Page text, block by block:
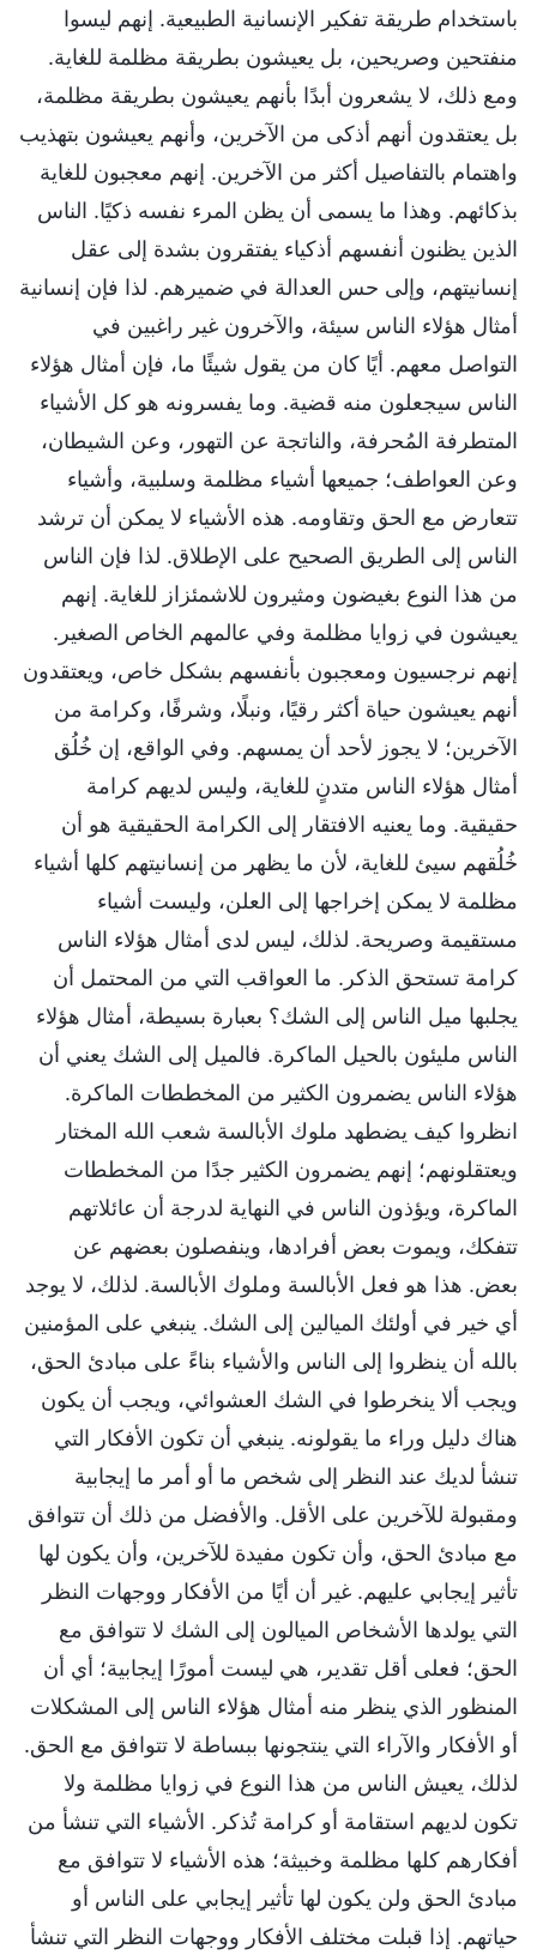
باستخدام طريقة تفكير الإنسانية الطبيعية. إنهم ليسوا
منفتحين وصريحين، بل يعيشون بطريقة مظلمة للغاية.
ومع ذلك، لا يشعرون أبدًا بأنهم يعيشون بطريقة مظلمة،
بل يعتقدون أنهم أذكى من الآخرين، وأنهم يعيشون بتهذيب
واهتمام بالتفاصيل أكثر من الآخرين. إنهم معجبون للغاية
بذكائهم. وهذا ما يسمى أن يظن المرء نفسه ذكيًا. الناس
الذين يظنون أنفسهم أذكياء يفتقرون بشدة إلى عقل
إنسانيتهم، وإلى حس العدالة في ضميرهم. لذا فإن إنسانية
أمثال هؤلاء الناس سيئة، والآخرون غير راغبين في
التواصل معهم. أيًا كان من يقول شيئًا ما، فإن أمثال هؤلاء
الناس سيجعلون منه قضية. وما يفسرونه هو كل الأشياء
المتطرفة المُحرفة، والناتجة عن التهور، وعن الشيطان،
وعن العواطف؛ جميعها أشياء مظلمة وسلبية، وأشياء
تتعارض مع الحق وتقاومه. هذه الأشياء لا يمكن أن ترشد
الناس إلى الطريق الصحيح على الإطلاق. لذا فإن الناس
من هذا النوع بغيضون ومثيرون للاشمئزاز للغاية. إنهم
يعيشون في زوايا مظلمة وفي عالمهم الخاص الصغير.
إنهم نرجسيون ومعجبون بأنفسهم بشكل خاص، ويعتقدون
أنهم يعيشون حياة أكثر رقيًا، ونبلًا، وشرفًا، وكرامة من
الآخرين؛ لا يجوز لأحد أن يمسهم. وفي الواقع، إن خُلُق
أمثال هؤلاء الناس متدنٍ للغاية، وليس لديهم كرامة
حقيقية. وما يعنيه الافتقار إلى الكرامة الحقيقية هو أن
خُلُقهم سيئ للغاية، لأن ما يظهر من إنسانيتهم كلها أشياء
مظلمة لا يمكن إخراجها إلى العلن، وليست أشياء
مستقيمة وصريحة. لذلك، ليس لدى أمثال هؤلاء الناس
كرامة تستحق الذكر. ما العواقب التي من المحتمل أن
يجلبها ميل الناس إلى الشك؟ بعبارة بسيطة، أمثال هؤلاء
الناس مليئون بالحيل الماكرة. فالميل إلى الشك يعني أن
هؤلاء الناس يضمرون الكثير من المخططات الماكرة.
انظروا كيف يضطهد ملوك الأبالسة شعب الله المختار
ويعتقلونهم؛ إنهم يضمرون الكثير جدًا من المخططات
الماكرة، ويؤذون الناس في النهاية لدرجة أن عائلاتهم
تتفكك، ويموت بعض أفرادها، وينفصلون بعضهم عن
بعض. هذا هو فعل الأبالسة وملوك الأبالسة. لذلك، لا يوجد
أي خير في أولئك الميالين إلى الشك. ينبغي على المؤمنين
بالله أن ينظروا إلى الناس والأشياء بناءً على مبادئ الحق،
ويجب ألا ينخرطوا في الشك العشوائي، ويجب أن يكون
هناك دليل وراء ما يقولونه. ينبغي أن تكون الأفكار التي
تنشأ لديك عند النظر إلى شخص ما أو أمر ما إيجابية
ومقبولة للآخرين على الأقل. والأفضل من ذلك أن تتوافق
مع مبادئ الحق، وأن تكون مفيدة للآخرين، وأن يكون لها
تأثير إيجابي عليهم. غير أن أيًا من الأفكار ووجهات النظر
التي يولدها الأشخاص الميالون إلى الشك لا تتوافق مع
الحق؛ فعلى أقل تقدير، هي ليست أمورًا إيجابية؛ أي أن
المنظور الذي ينظر منه أمثال هؤلاء الناس إلى المشكلات
أو الأفكار والآراء التي ينتجونها ببساطة لا تتوافق مع الحق.
لذلك، يعيش الناس من هذا النوع في زوايا مظلمة ولا
تكون لديهم استقامة أو كرامة تُذكر. الأشياء التي تنشأ من
أفكارهم كلها مظلمة وخبيثة؛ هذه الأشياء لا تتوافق مع
مبادئ الحق ولن يكون لها تأثير إيجابي على الناس أو
حياتهم. إذا قبلت مختلف الأفكار ووجهات النظر التي تنشأ